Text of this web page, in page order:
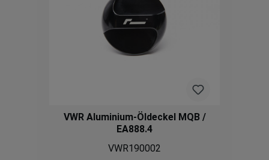
VWR Aluminium-Öldeckel MQB /
EA888.4
VWR190002